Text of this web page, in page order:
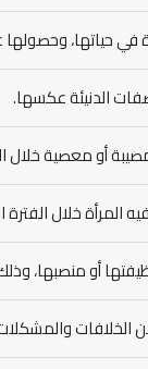
في حياتها، وحصولها
الدنيئة عكسها.
أو معصية خلال
المرأة خلال
أو منصبها،
الخلافات